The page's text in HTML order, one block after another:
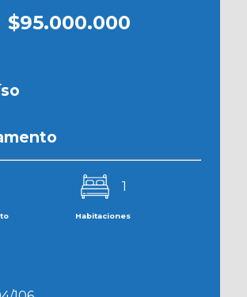
$95.000.000
1
Habitaciones